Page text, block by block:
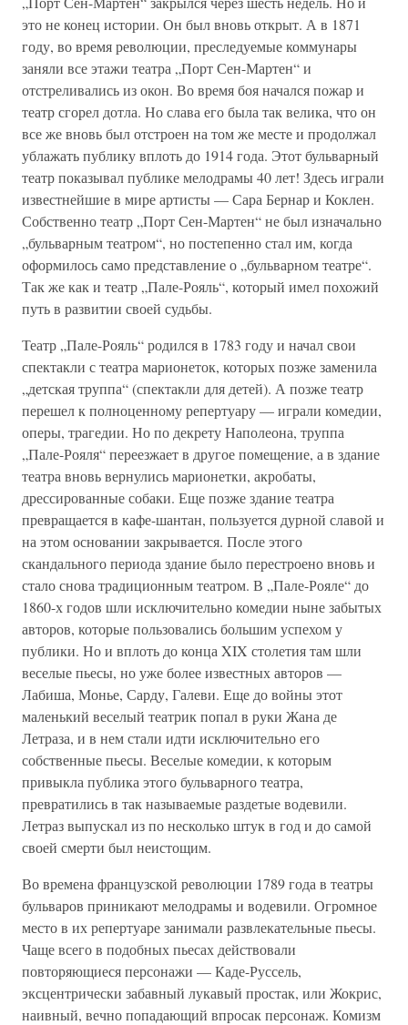
это не конец истории. Он был вновь открыт. А в 1871
году, во время революции, преследуемые коммунары
заняли все этажи театра „Порт Сен-Мартен“ и
отстреливались из окон. Во время боя начался пожар и
театр сгорел дотла. Но слава его была так велика, что он
все же вновь был отстроен на том же месте и продолжал
ублажать публику вплоть до 1914 года. Этот бульварный
театр показывал публике мелодрамы 40 лет! Здесь играли
известнейшие в мире артисты — Сара Бернар и Коклен.
Собственно театр „Порт Сен-Мартен“ не был изначально
„бульварным театром“, но постепенно стал им, когда
оформилось само представление о „бульварном театре“.
Так же как и театр „Пале-Рояль“, который имел похожий
путь в развитии своей судьбы.
Театр „Пале-Рояль“ родился в 1783 году и начал свои
спектакли с театра марионеток, которых позже заменила
„детская труппа“ (спектакли для детей). А позже театр
перешел к полноценному репертуару — играли комедии,
оперы, трагедии. Но по декрету Наполеона, труппа
„Пале-Рояля“ переезжает в другое помещение, а в здание
театра вновь вернулись марионетки, акробаты,
дрессированные собаки. Еще позже здание театра
превращается в кафе-шантан, пользуется дурной славой и
на этом основании закрывается. После этого
скандального периода здание было перестроено вновь и
стало снова традиционным театром. В „Пале-Рояле“ до
1860-х годов шли исключительно комедии ныне забытых
авторов, которые пользовались большим успехом у
публики. Но и вплоть до конца XIX столетия там шли
веселые пьесы, но уже более известных авторов —
Лабиша, Монье, Сарду, Галеви. Еще до войны этот
маленький веселый театрик попал в руки Жана де
Летраза, и в нем стали идти исключительно его
собственные пьесы. Веселые комедии, к которым
привыкла публика этого бульварного театра,
превратились в так называемые раздетые водевили.
Летраз выпускал из по несколько штук в год и до самой
своей смерти был неистощим.
Во времена французской революции 1789 года в театры
бульваров приникают мелодрамы и водевили. Огромное
место в их репертуаре занимали развлекательные пьесы.
Чаще всего в подобных пьесах действовали
повторяющиеся персонажи — Каде-Руссель,
эксцентрически забавный лукавый простак, или Жокрис,
наивный, вечно попадающий впросак персонаж. Комизм